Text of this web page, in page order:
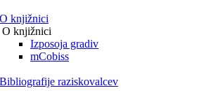
O knjižnici
O knjižnici
Izposoja gradiv
mCobiss
Bibliografije raziskovalcev